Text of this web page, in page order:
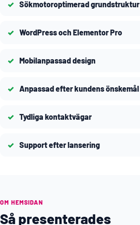
Sökmotoroptimerad grundstruktur
WordPress och Elementor Pro
Mobilanpassad design
Anpassad efter kundens önskemål
Tydliga kontaktvägar
Support efter lansering
OM HEMSIDAN
Så presenterades